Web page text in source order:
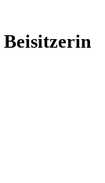
Beisitzerin